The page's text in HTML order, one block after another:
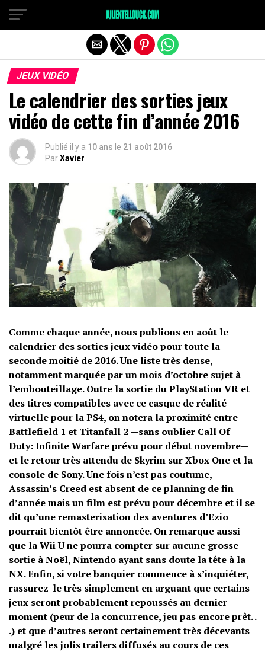
JEUX VIDÉO
Le calendrier des sorties jeux
vidéo de cette fin d’année 2016
Publié il y a 10 ans le 21 août 2016
ParXavier
Comme chaque année, nous publions en août le
calendrier des sorties jeux vidéo pour toute la
seconde moitié de 2016. Une liste très dense,
notamment marquée par un mois d’octobre sujet à
l’embouteillage. Outre la sortie du PlayStation VR et
des titres compatibles avec ce casque de réalité
virtuelle pour la PS4, on notera la proximité entre
Battlefield 1 et Titanfall 2 —sans oublier Call Of
Duty: Infinite Warfare prévu pour début novembre—
et le retour très attendu de Skyrim sur Xbox One et la
console de Sony. Une fois n’est pas coutume,
Assassin’s Creed est absent de ce planning de fin
d’année mais un film est prévu pour décembre et il se
dit qu’une remasterisation des aventures d’Ezio
pourrait bientôt être annoncée. On remarque aussi
que la Wii U ne pourra compter sur aucune grosse
sortie à Noël, Nintendo ayant sans doute la tête à la
NX.Enfin, si votre banquier commence à s’inquiéter,
rassurez-le très simplement en arguant que certains
jeux seront probablement repoussés au dernier
moment (peur de la concurrence, jeu pas encore prêt. .
.) et que d’autres seront certainement très décevants
malgré les jolis trailers diffusés au cours de ces